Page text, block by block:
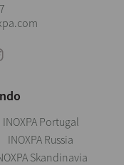
INOXPA Portugal
INOXPA Russia
Skandinavia